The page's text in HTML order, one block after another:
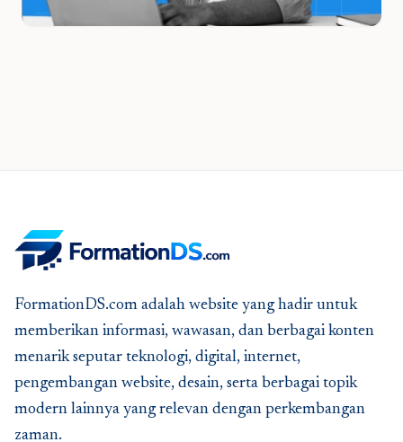
FormationDS.com adalah website yang hadir untuk
memberikan informasi, wawasan, dan berbagai konten
menarik seputar teknologi, digital, internet,
pengembangan website, desain, serta berbagai topik
modern lainnya yang relevan dengan perkembangan
zaman.